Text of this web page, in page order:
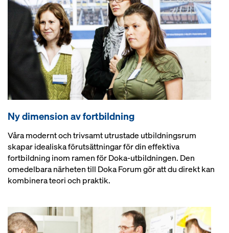
Ny dimension av fortbildning
Våra modernt och trivsamt utrustade utbildningsrum
skapar idealiska förutsättningar för din effektiva
fortbildning inom ramen för Doka-utbildningen. Den
omedelbara närheten till Doka Forum gör att du direkt kan
kombinera teori och praktik.